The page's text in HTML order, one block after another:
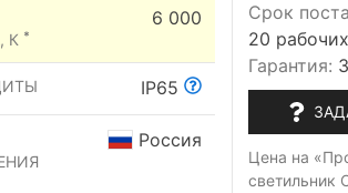
К *
6 000
IP65
Россия
Срок
20
Гарантия:
Цена на
светильник